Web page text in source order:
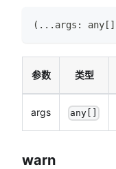
( ... args : any [ ]
参数 类型
args any[]
warn